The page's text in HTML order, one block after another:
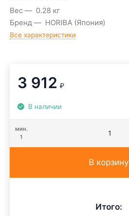
Вес
0.28 кг
Бренд
HORIBA (Япония)
Все характеристики
3 912 ₽
В наличии
мин.
1
В корзину
Итого: